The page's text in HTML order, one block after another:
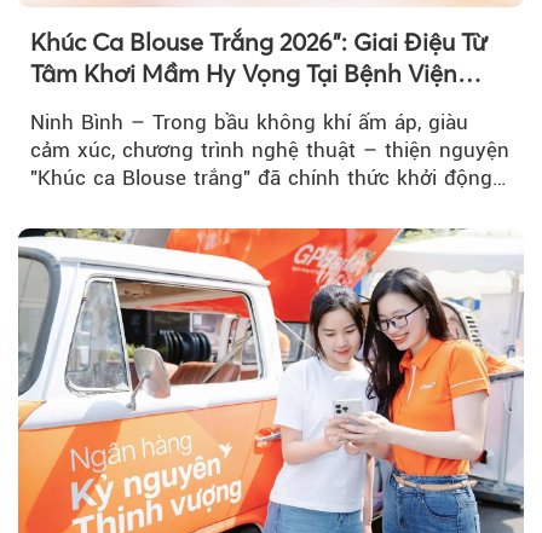
Khúc Ca Blouse Trắng 2026": Giai Điệu Từ
Tâm Khơi Mầm Hy Vọng Tại Bệnh Viện
Bạch Mai Cơ Sở Ninh Bình
Ninh Bình – Trong bầu không khí ấm áp, giàu
cảm xúc, chương trình nghệ thuật – thiện nguyện
"Khúc ca Blouse trắng" đã chính thức khởi động